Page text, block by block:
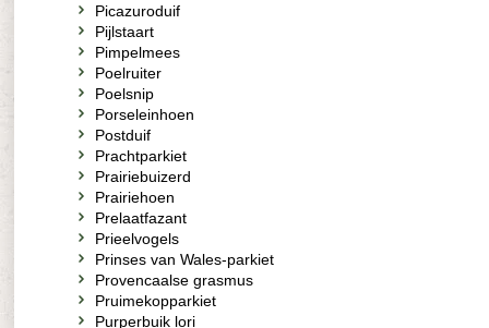
Picazuroduif
Pijlstaart
Pimpelmees
Poelruiter
Poelsnip
Porseleinhoen
Postduif
Prachtparkiet
Prairiebuizerd
Prairiehoen
Prelaatfazant
Prieelvogels
Prinses van Wales-parkiet
Provencaalse grasmus
Pruimekopparkiet
Purperbuik lori